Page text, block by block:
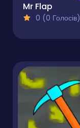
Mr Flap
0 (0 Голосів)